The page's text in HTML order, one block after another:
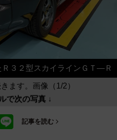
３２型スカイラインＧＴ―Ｒ
ます。画像（1/2）
で次の写真 ↓
記事を読む